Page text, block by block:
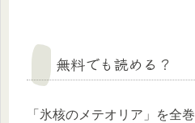
無料でも読める？
「氷核のメテオリア」を全